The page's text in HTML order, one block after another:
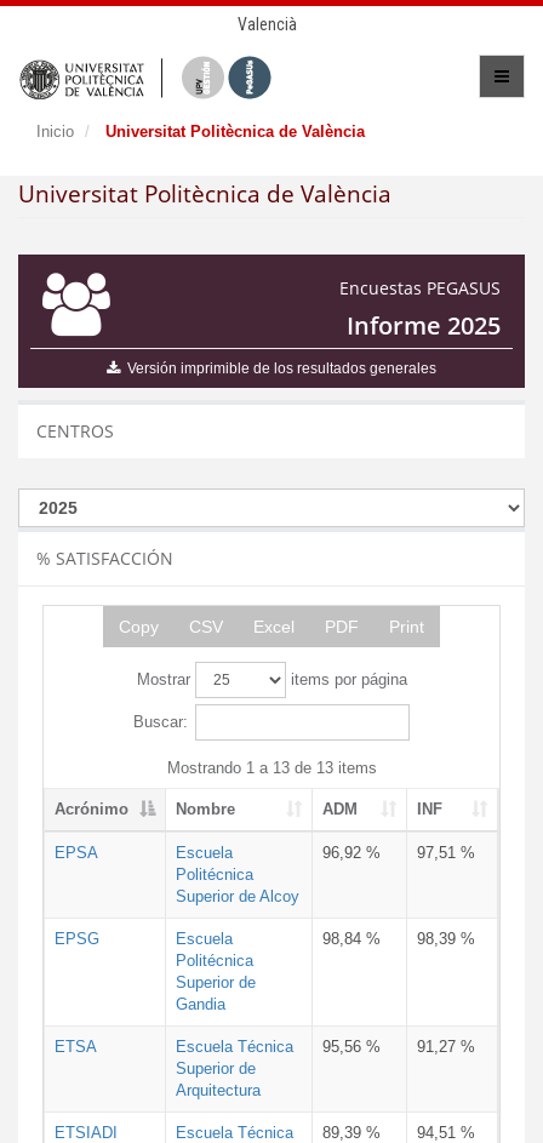
Valencià
Inicio Universitat Politècnica de València
Universitat Politècnica de València
Encuestas PEGASUS
Informe 2025
Versión imprimible de los resultados generales
CENTROS
% SATISFACCIÓN
Copy CSV Excel PDF Print
Mostrar items por página
Buscar:
Mostrando 1 a 13 de 13 items
Acrónimo Nombre ADM INF
EPSA
Escuela
Politécnica
Superior de Alcoy
96,92 % 97,51 %
EPSG
Escuela
Politécnica
Superior de
Gandia
98,84 % 98,39 %
ETSA
Escuela Técnica
Superior de
Arquitectura
95,56 % 91,27 %
ETSIADI
Escuela Técnica
89,39 % 94,51 %